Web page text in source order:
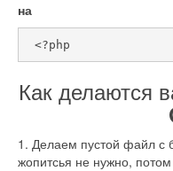
на
<?php
Как делаются
1. Делаем пустой файл
жопитсья не нужно,